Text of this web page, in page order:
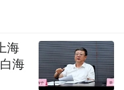
海
海